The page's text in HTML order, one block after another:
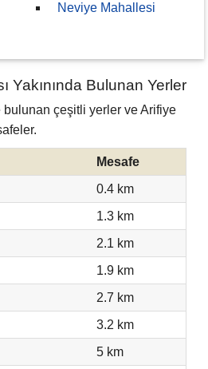
Neviye Mahallesi
Yakınında Bulunan Yerler
bulunan çeşitli yerler ve Arifiye
Mesafe
0.4 km
1.3 km
2.1 km
1.9 km
2.7 km
3.2 km
5 km